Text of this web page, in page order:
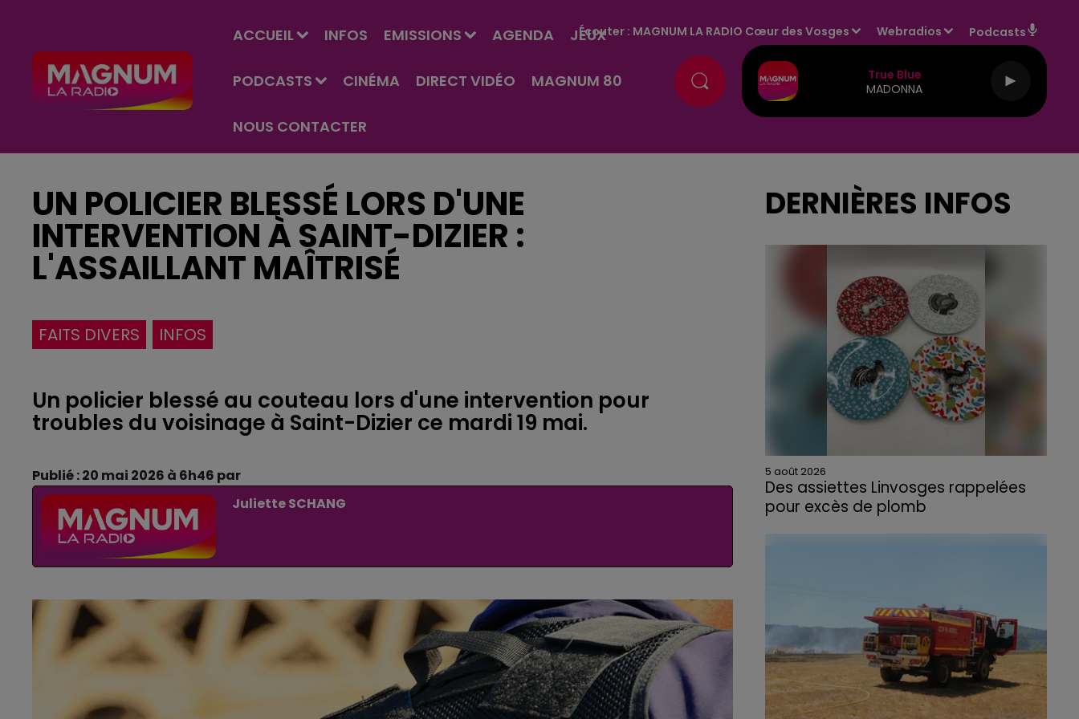
ACCUEIL INFOS EMISSIONS AGENDA JEUX
PODCASTS CINÉMA DIRECT VIDÉO MAGNUM 80
NOUS CONTACTER
Écouter : MAGNUM LA RADIO Cœur des Vosges Webradios Podcasts
True Blue
MADONNA
UN POLICIER BLESSÉ LORS D'UNE
INTERVENTION À SAINT-DIZIER :
L'ASSAILLANT MAÎTRISÉ
FAITS DIVERS INFOS
Un policier blessé au couteau lors d'une intervention pour
troubles du voisinage à Saint-Dizier ce mardi 19 mai.
Publié : 20 mai 2026 à 6h46 par
Juliette SCHANG
DERNIÈRES INFOS
5 août 2026
Des assiettes Linvosges rappelées
pour excès de plomb